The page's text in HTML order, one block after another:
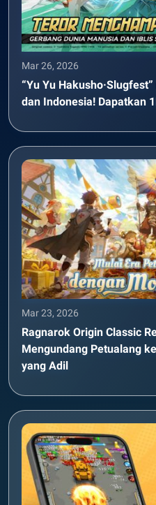
Mar 26, 2026
“Yu Yu
dan Indonesia! Dapatkan
Mar 23, 2026
Ragnarok Origin Classic
Mengundang Petualang
yang Adil